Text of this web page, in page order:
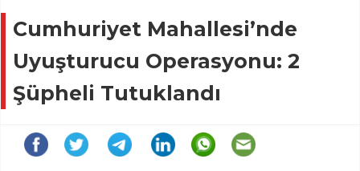
Cumhuriyet Mahallesi’nde
Uyuşturucu Operasyonu: 2
Şüpheli Tutuklandı